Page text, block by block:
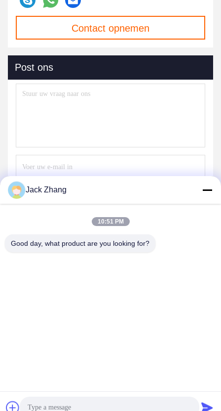
Contact opnemen
Post ons
De Goede Kwaliteit van China Parkeerplaats Leverancier. Copyright © 2014-
Jack Zhang
10:51 PM
Good day, what product are you looking for?